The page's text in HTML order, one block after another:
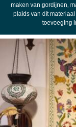
maken van gordijnen,
plaids van dit
toevoeging